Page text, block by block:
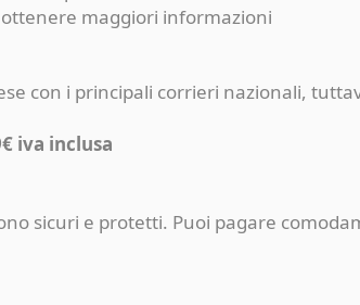
maggiori informazioni
con i principali corrieri nazionali,
iva inclusa
sicuri e protetti. Puoi pagare